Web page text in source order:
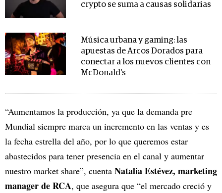
crypto se suma a causas solidarias
Música urbana y gaming: las
apuestas de Arcos Dorados para
conectar a los nuevos clientes con
McDonald's
“Aumentamos la producción, ya que la demanda pre
Mundial siempre marca un incremento en las ventas y es
la fecha estrella del año, por lo que queremos estar
abastecidos para tener presencia en el canal y aumentar
nuestro market share”, cuenta Natalia Estévez, marketing
manager de RCA, que asegura que “el mercado creció y